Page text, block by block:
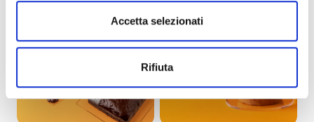
Accetta selezionati
Rifiuta